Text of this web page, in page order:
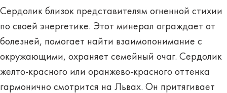
Сердолик близок представителям огненной стихии
по своей энергетике. Этот минерал ограждает от
болезней, помогает найти взаимопонимание с
окружающими, охраняет семейный очаг. Сердолик
желто-красного или оранжево-красного оттенка
гармонично смотрится на Львах. Он притягивает